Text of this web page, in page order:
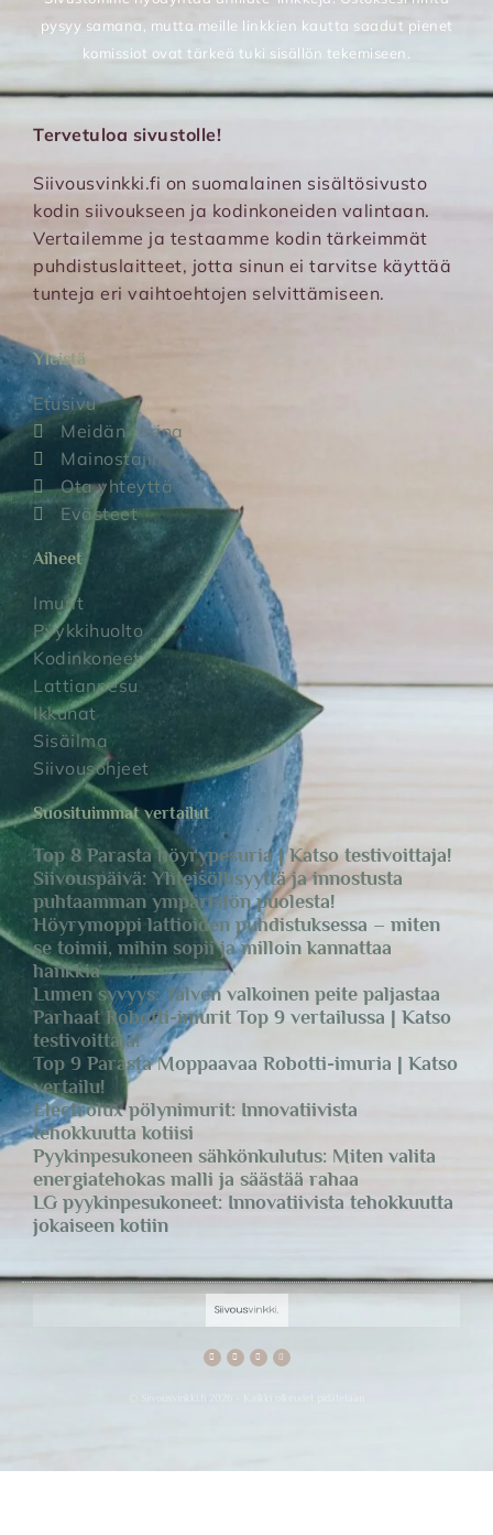
pysyy samana, mutta meille linkkien kautta saadut pienet
komissiot ovat tärkeä tuki sisällön tekemiseen.
Tervetuloa sivustolle!
Siivousvinkki.fi on suomalainen sisältösivusto
kodin siivoukseen ja kodinkoneiden valintaan.
Vertailemme ja testaamme kodin tärkeimmät
puhdistuslaitteet, jotta sinun ei tarvitse käyttää
tunteja eri vaihtoehtojen selvittämiseen.
Yleistä
Etusivu
Meidän tarina
Mainostajille
Ota yhteyttä
Evästeet
Aiheet
Imurit
Pyykkihuolto
Kodinkoneet
Lattianpesu
Ikkunat
Sisäilma
Siivousohjeet
Suosituimmat vertailut
Top 8 Parasta höyrypesuria | Katso testivoittaja!
Siivouspäivä: Yhteisöllisyyttä ja innostusta
puhtaamman ympäristön puolesta!
Höyrymoppi lattioiden puhdistuksessa – miten
se toimii, mihin sopii ja milloin kannattaa
hankkia
Lumen syvyys: Talven valkoinen peite paljastaa
Parhaat Robotti-imurit Top 9 vertailussa | Katso
testivoittaja!
Top 9 Parasta Moppaavaa Robotti-imuria | Katso
vertailu!
Electrolux pölynimurit: Innovatiivista
tehokkuutta kotiisi
Pyykinpesukoneen sähkönkulutus: Miten valita
energiatehokas malli ja säästää rahaa
LG pyykinpesukoneet: Innovatiivista tehokkuutta
jokaiseen kotiin